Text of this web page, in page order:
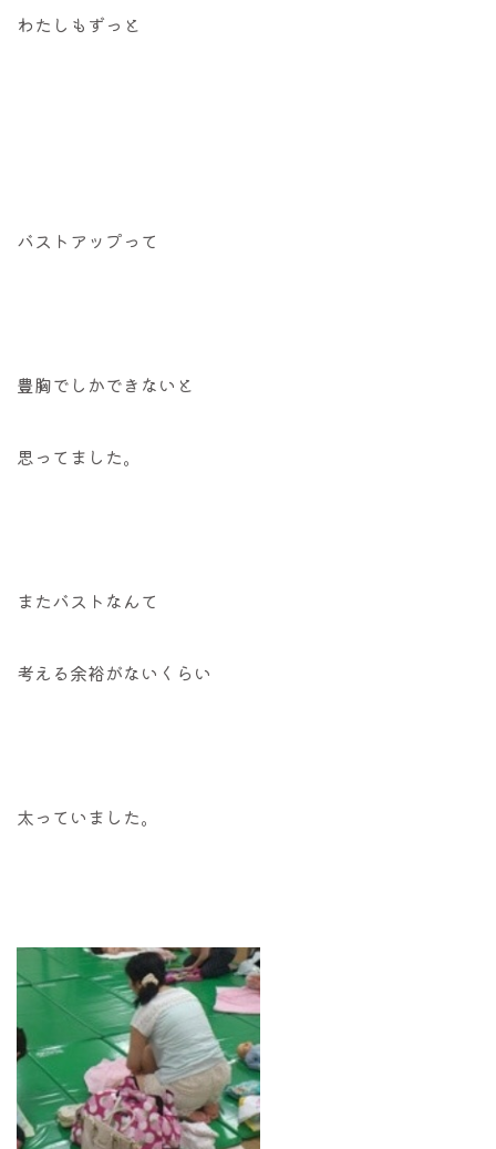
わたしもずっと
バストアップって
豊胸でしかできないと
思ってました。
またバストなんて
考える余裕がないくらい
太っていました。